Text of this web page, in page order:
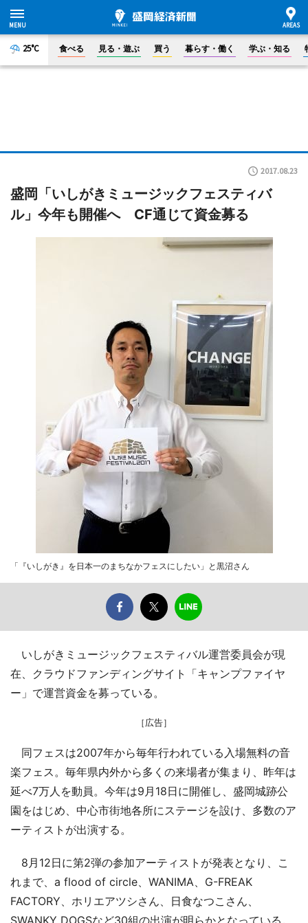
25°C 食べる 見る・遊ぶ 買う 暮らす・働く 学ぶ・知る
2017.08.23
盛岡「いしがきミュージックフェスティバ
ル」今年も開催へ CF通じて資金募る
「『いしがき』を日本一のまちなかフェスにしたい」と黒沼さん
いしがきミュージックフェスティバル運営委員会が現
在、クラウドファンディングサイト「キャンプファイヤ
ー」で運営資金を募っている。
［広告］
同フェスは2007年から毎年行われている入場無料の音
楽フェス。毎年県内外から多くの来場者が集まり、昨年は
延べ7万人を動員。今年は9月18日に開催し、盛岡城跡公
園をはじめ、中心市街地各所にステージを設け、多数のア
ーティストが出演する。
8月12日に第2弾の参加アーティストが発表となり、こ
れまで、a flood of circle、WANIMA、G-FREAK
FACTORY、ホリエアツシさん、日食なつこさん、
SWANKY DOGSなど30組の出演が明らかとなっている。